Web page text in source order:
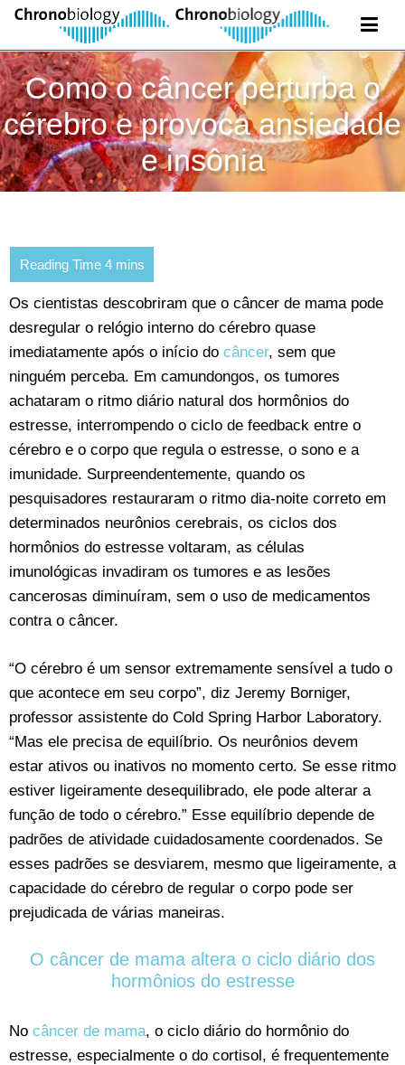
Como o câncer perturba o
cérebro e provoca ansiedade
e insônia
Os cientistas descobriram que o câncer de mama pode
desregular o relógio interno do cérebro quase
imediatamente após o início do câncer, sem que
ninguém perceba. Em camundongos, os tumores
achataram o ritmo diário natural dos hormônios do
estresse, interrompendo o ciclo de feedback entre o
cérebro e o corpo que regula o estresse, o sono e a
imunidade. Surpreendentemente, quando os
pesquisadores restauraram o ritmo dia-noite correto em
determinados neurônios cerebrais, os ciclos dos
hormônios do estresse voltaram, as células
imunológicas invadiram os tumores e as lesões
cancerosas diminuíram, sem o uso de medicamentos
contra o câncer.
“O cérebro é um sensor extremamente sensível a tudo o
que acontece em seu corpo”, diz Jeremy Borniger,
professor assistente do Cold Spring Harbor Laboratory.
“Mas ele precisa de equilíbrio. Os neurônios devem
estar ativos ou inativos no momento certo. Se esse ritmo
estiver ligeiramente desequilibrado, ele pode alterar a
função de todo o cérebro.” Esse equilíbrio depende de
padrões de atividade cuidadosamente coordenados. Se
esses padrões se desviarem, mesmo que ligeiramente, a
capacidade do cérebro de regular o corpo pode ser
prejudicada de várias maneiras.
O câncer de mama altera o ciclo diário dos
hormônios do estresse
No câncer de mama, o ciclo diário do hormônio do
estresse, especialmente o do cortisol, é frequentemente